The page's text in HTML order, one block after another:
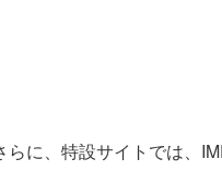
に、特設サイトでは、